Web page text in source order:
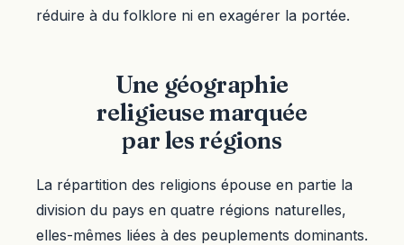
réduire à du folklore ni en exagérer la portée.
Une géographie
religieuse marquée
par les régions
La répartition des religions épouse en partie la
division du pays en quatre régions naturelles,
elles-mêmes liées à des peuplements dominants.